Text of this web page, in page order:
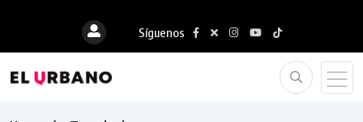
Síguenos